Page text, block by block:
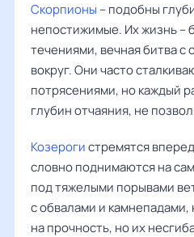
Скорпионы – подобны
непостижимые. Их жизнь –
течениями, вечная битва
вокруг. Они часто
потрясениями, но каждый
глубин отчаяния, не
Козерогистремятся
словно поднимаются на
под тяжелыми порывами
с обвалами и
на прочность, но их